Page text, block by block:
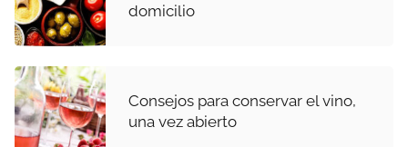
domicilio
Consejos para conservar el vino,
una vez abierto